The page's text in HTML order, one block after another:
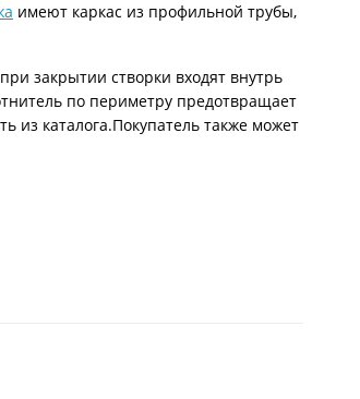
имеют каркас из профильной трубы,
закрытии створки входят внутрь
по периметру предотвращает
из каталога.Покупатель также может